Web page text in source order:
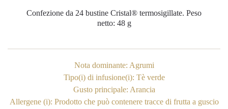
Confezione da 24 bustine Cristal® termosigillate. Peso
netto: 48 g
Nota dominante: Agrumi
Tipo(i) di infusione(i): Tè verde
Gusto principale: Arancia
Allergene (i): Prodotto che può contenere tracce di frutta a guscio